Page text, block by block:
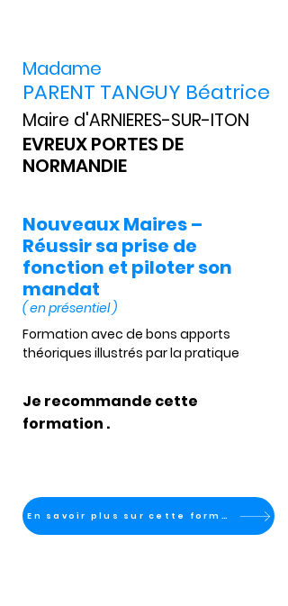
PARENT TANGUY Béatrice
Madame
Maire d'ARNIERES-SUR-ITON
EVREUX PORTES DE
NORMANDIE
Nouveaux Maires –
Réussir sa prise de
fonction et piloter son
mandat
( en présentiel )
Formation avec de bons apports
théoriques illustrés par la pratique
Je recommande cette
formation .
En savoir plus sur cette formation